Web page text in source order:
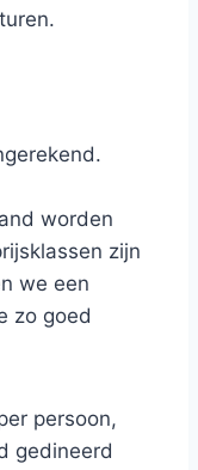
worden
zijn
we een
zo goed
persoon,
gedineerd